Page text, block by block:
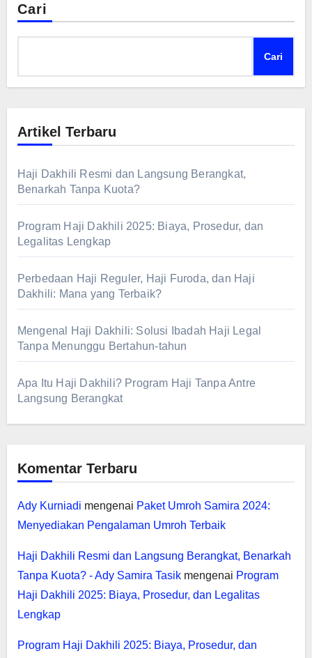
Cari
Cari
Artikel Terbaru
Haji Dakhili Resmi dan Langsung Berangkat,
Benarkah Tanpa Kuota?
Program Haji Dakhili 2025: Biaya, Prosedur, dan
Legalitas Lengkap
Perbedaan Haji Reguler, Haji Furoda, dan Haji
Dakhili: Mana yang Terbaik?
Mengenal Haji Dakhili: Solusi Ibadah Haji Legal
Tanpa Menunggu Bertahun-tahun
Apa Itu Haji Dakhili? Program Haji Tanpa Antre
Langsung Berangkat
Komentar Terbaru
Ady Kurniadi mengenai Paket Umroh Samira 2024:
Menyediakan Pengalaman Umroh Terbaik
Haji Dakhili Resmi dan Langsung Berangkat, Benarkah
Tanpa Kuota? - Ady Samira Tasikmengenai Program
Haji Dakhili 2025: Biaya, Prosedur, dan Legalitas
Lengkap
Program Haji Dakhili 2025: Biaya, Prosedur, dan